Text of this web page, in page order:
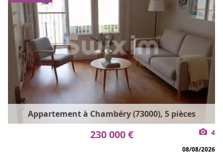
Appartement à Chambéry (73000), 5 pièces
230 000 € 4
08/08/2026